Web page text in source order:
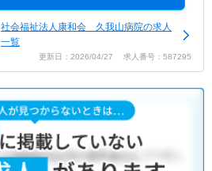
社会福祉法人康和会 久我山病院の求人
一覧
更新日：2026/04/27 求人番号：587295